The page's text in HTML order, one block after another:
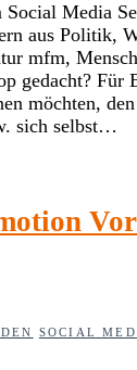
Social Media
aus Politik,
mfm,
gedacht? Für
möchten,
sich selbst…
SOCIAL